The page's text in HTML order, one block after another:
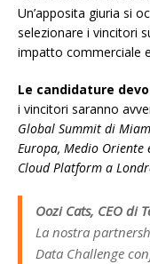
Un’apposita giuria si
selezionare i vincitori
impatto commerciale
Le candidature
i vincitori saranno
Global Summit di
Europa, Medio Oriente
Cloud Platform a
Oozi Cats, CEO di
La nostra
Data Challenge